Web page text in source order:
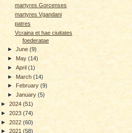
martyres Gorcenses
martyres Vgandani
patres
Vcraina et hae ciuitates
foederatae
►June(9)
► May(14)
►April(1)
►March(14)
►
February(9)
►January(5)
► 2024 (51)
► 2023 (74)
► 2022 (60)
► 2021 (58)